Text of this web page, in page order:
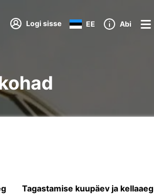
Logi sisse EE Abi
Tagastamise kuupäev ja kellaaeg